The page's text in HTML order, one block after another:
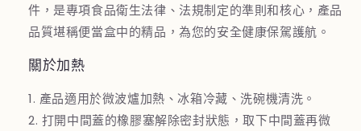
件，是專項食品衛生法律、法規制定的準則和核心，產品
品質堪稱便當盒中的精品，為您的安全健康保駕護航。
關於加熱
1. 產品適用於微波爐加熱、冰箱冷藏、洗碗機清洗。
2. 打開中間蓋的橡膠塞解除密封狀態，取下中間蓋再微